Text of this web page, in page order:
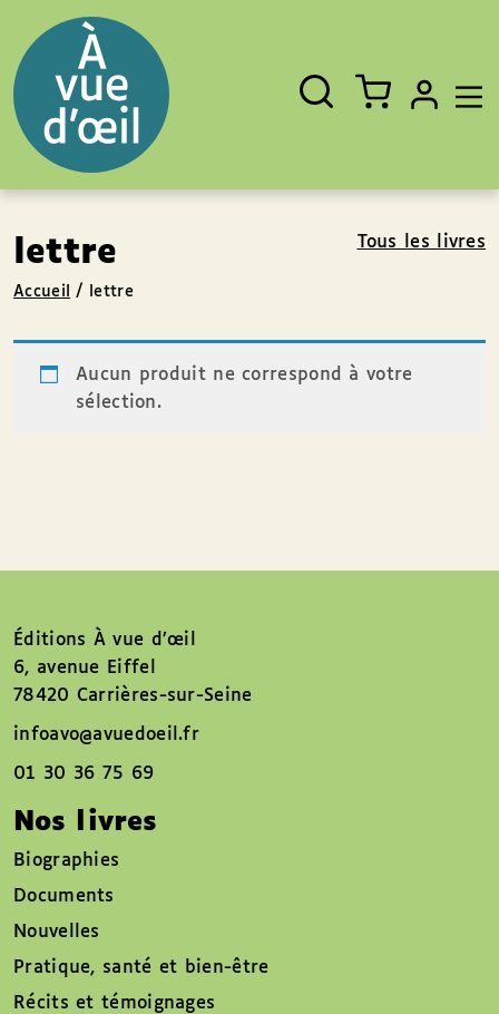
Fermer
Rechercher
un
livre,
un
auteur,
un
EAN
lettre Tous les livres
Accueil / lettre
Aucun produit ne correspond à votre
sélection.
Éditions À vue d’œil
6, avenue Eiffel
78420 Carrières-sur-Seine
infoavo@avuedoeil.fr
01 30 36 75 69
Nos livres
Biographies
Documents
Nouvelles
Pratique, santé et bien-être
Récits et témoignages